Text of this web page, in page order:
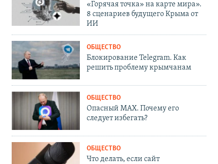
«Горячая точка» на карте мира».
8 сценариев будущего Крыма от
ИИ
ОБЩЕСТВО
Блокирование Telegram. Как
решить проблему крымчанам
ОБЩЕСТВО
Опасный MAX. Почему его
следует избегать?
ОБЩЕСТВО
Что делать, если сайт